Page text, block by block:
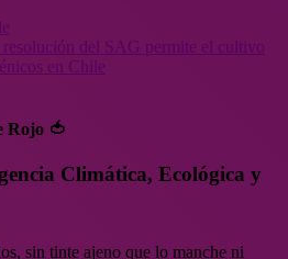
del SAG permite el cultivo
en Chile
Rojo 🍅
Climática, Ecológica y
sin tinte ajeno que lo manche ni